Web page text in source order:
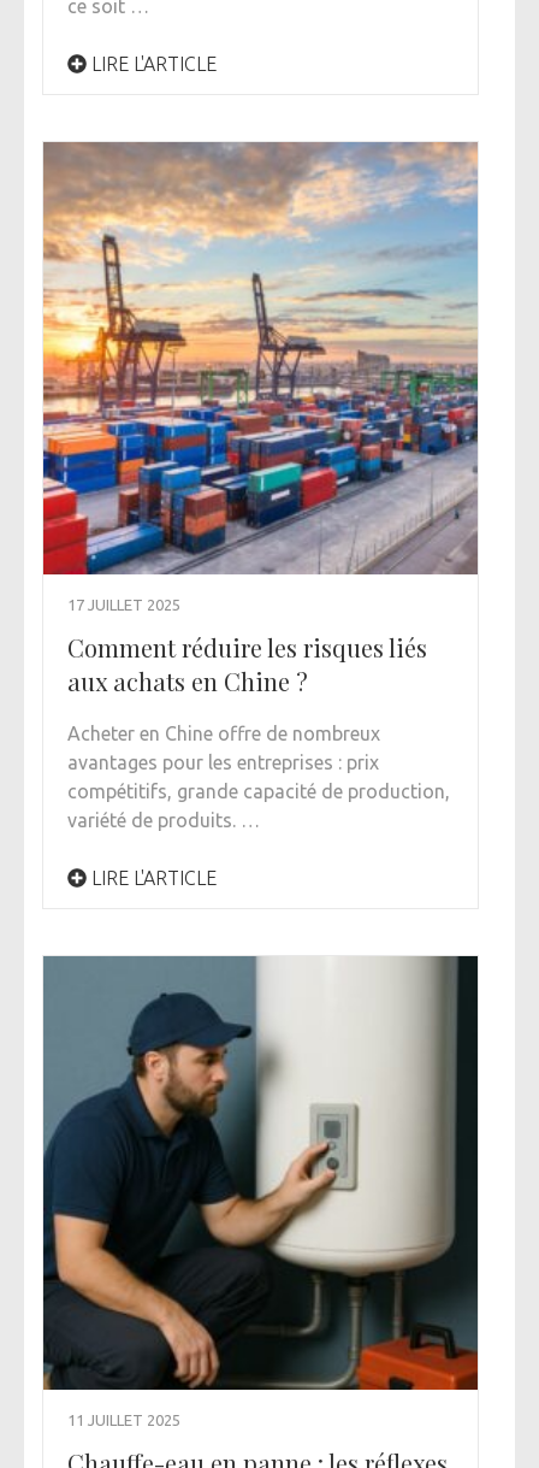
ce soit …
LIRE L'ARTICLE
17 JUILLET 2025
Comment réduire les risques liés
aux achats en Chine ?
Acheter en Chine offre de nombreux
avantages pour les entreprises : prix
compétitifs, grande capacité de production,
variété de produits. …
LIRE L'ARTICLE
11 JUILLET 2025